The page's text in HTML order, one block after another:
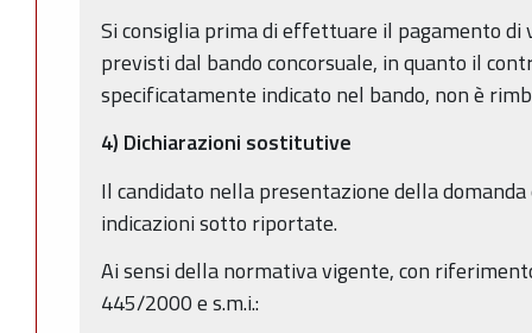
Si consiglia prima di effettuare il pagamento di
previsti dal bando concorsuale, in quanto il
specificatamente indicato nel bando, non è
4) Dichiarazioni sostitutive
Il candidato nella presentazione della
indicazioni sotto riportate.
Ai sensi della normativa vigente, con
445/2000 e s.m.i.: